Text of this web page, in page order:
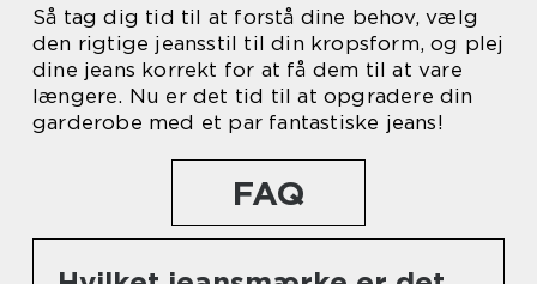
Så tag dig tid til at forstå dine behov, vælg
den rigtige jeansstil til din kropsform, og plej
dine jeans korrekt for at få dem til at vare
længere. Nu er det tid til at opgradere din
garderobe med et par fantastiske jeans!
FAQ